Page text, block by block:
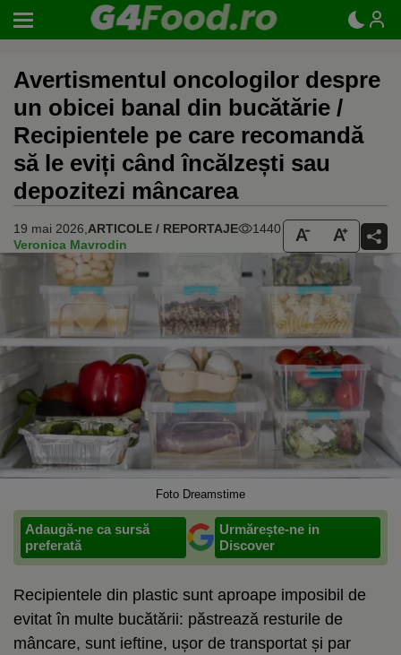
Avertismentul oncologilor despre
un obicei banal din bucătărie /
Recipientele pe care recomandă
să le eviți când încălzești sau
depozitezi mâncarea
19 mai 2026, ARTICOLE / REPORTAJE
1440
Veronica Mavrodin
Foto Dreamstime
Adaugă-ne ca sursă
preferată
Urmărește-ne in
Discover
Recipientele din plastic sunt aproape imposibil de
evitat în multe bucătării: păstrează resturile de
mâncare, sunt ieftine, ușor de transportat și par